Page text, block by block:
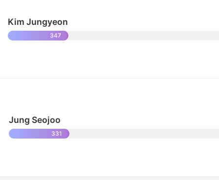
Kim Jungyeon
347
Jung Seojoo
331